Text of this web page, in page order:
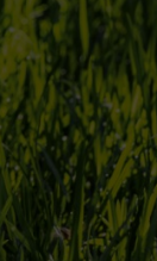
A regra de
Se o relvado
primeira.
durante
benéfico. Em
vez e utilize
crescimento